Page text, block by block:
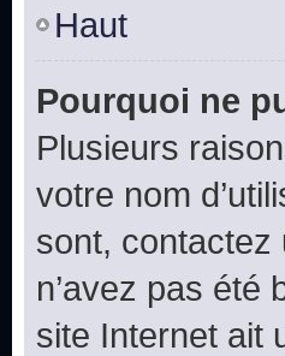
Haut
Pourquoi ne
Plusieurs
votre nom
sont, contactez
n’avez pas été
site Internet ait